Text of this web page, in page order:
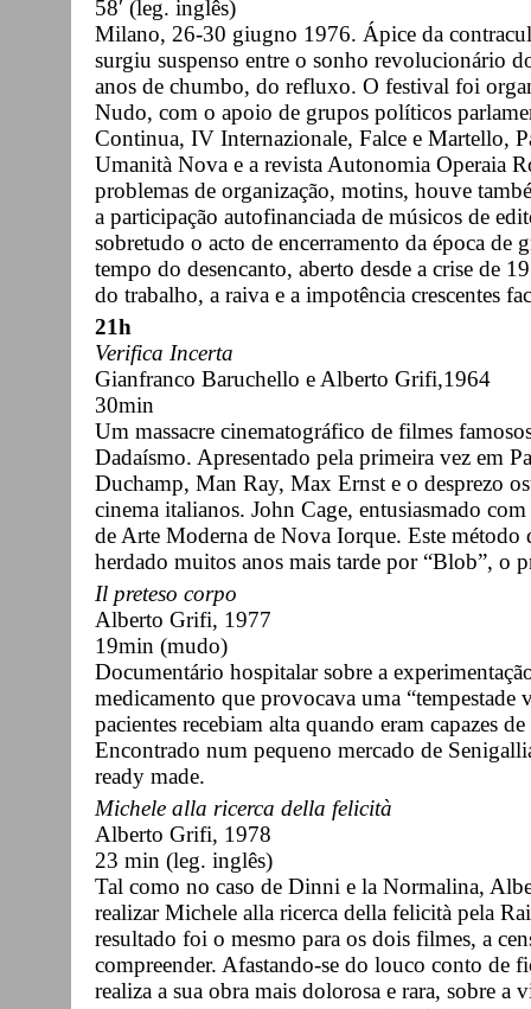
58′ (leg. inglês)
Milano, 26-30 giugno 1976. Ápice da
surgiu suspenso entre o sonho revolucionário
anos de chumbo, do refluxo. O festival foi
Nudo, com o apoio de grupos políticos
Continua, IV Internazionale, Falce e Martello,
Umanità Nova e a revista Autonomia Operaia
problemas de organização, motins, houve
a participação autofinanciada de músicos de
sobretudo o acto de encerramento da época de
tempo do desencanto, aberto desde a crise de
do trabalho, a raiva e a impotência crescentes
21h
Verifica Incerta
Gianfranco Baruchello e Alberto Grifi,1964
30min
Um massacre cinematográfico de filmes
Dadaísmo. Apresentado pela primeira vez em
Duchamp, Man Ray, Max Ernst e o desprezo
cinema italianos. John Cage, entusiasmado
de Arte Moderna de Nova Iorque. Este método
herdado muitos anos mais tarde por “Blob”, o
Il preteso corpo
Alberto Grifi, 1977
19min (mudo)
Documentário hospitalar sobre a
medicamento que provocava uma
pacientes recebiam alta quando eram capazes
Encontrado num pequeno mercado de
ready made.
Michele alla ricerca della felicità
Alberto Grifi, 1978
23 min (leg. inglês)
Tal como no caso de Dinni e la Normalina,
realizar Michele alla ricerca della felicità pela
resultado foi o mesmo para os dois filmes, a
compreender. Afastando-se do louco conto de
realiza a sua obra mais dolorosa e rara, sobre